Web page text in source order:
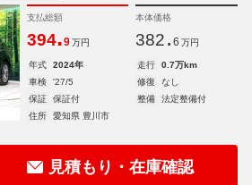
支払総額
394.9 万円
本体価格
382. 6 万円
年式 2024年 走行
0.7万km
車検
'27/5 修復
なし
保証
保証付 整備
法定整備付
住所
愛知県 豊川市
見積もり・在庫確認